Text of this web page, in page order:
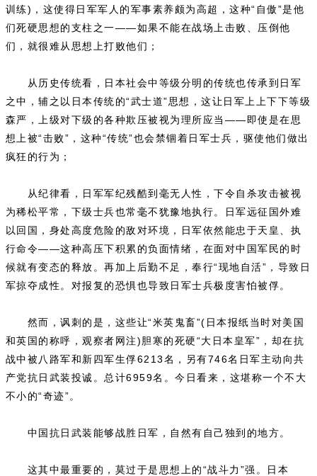
训练)，这使得日军军人的军事素养颇为高超，这种“自傲”是他
们死硬思想的支柱之一——如果不能在战场上击败、压倒他
们，就很难从思想上打败他们；
从历史传统看，日本社会中等级分明的传统也传承到日军
之中，辅之以日本传统的“武士道”思想，这让日军上上下下等级
森严，上级对下级的各种欺压被视为理所应当——即使是在思
想上被“击败”，这种“传统”也会禁锢着日军士兵，驱使他们做出
疯狂的行为；
从纪律看，日军军纪残酷到毫无人性，下令自杀攻击被视
为稀松平常，下级士兵也常毫不犹豫地执行。日军远征国外难
以回国，身处高度危险的敌对环境，日军依然能忠于天皇、执
行命令——这种高压下积累的负面情绪，在面对中国军民的时
候就有变态的释放。再加上后勤不足，奉行“现地自活”，导致日
军掠夺成性。对报复的恐惧也导致日军士兵极度害怕被俘。
然而，讽刺的是，这些让“米英鬼畜”(日本报纸当时对美国
和英国的称呼，观察者网注)胆寒的死硬“大日本皇军”，却在抗
战中被八路军和新四军生俘6213名，另有746名日军主动向共
产党抗日武装投诚。总计6959名。今日看来，这堪称一个不大
不小的“奇迹”。
中国抗日武装能够战胜日军，自然有自己独到的地方。
这其中最重要的，莫过于是思想上的“战斗力”强。日本